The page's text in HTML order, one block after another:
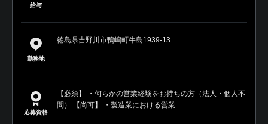
給与
勤務地
徳島県吉野川市鴨嶋町牛島1939‐13
応募資格
【必須】 ・何らかの営業経験をお持ちの方（法人・個人不
問） 【尚可】 ・製造業における営業...